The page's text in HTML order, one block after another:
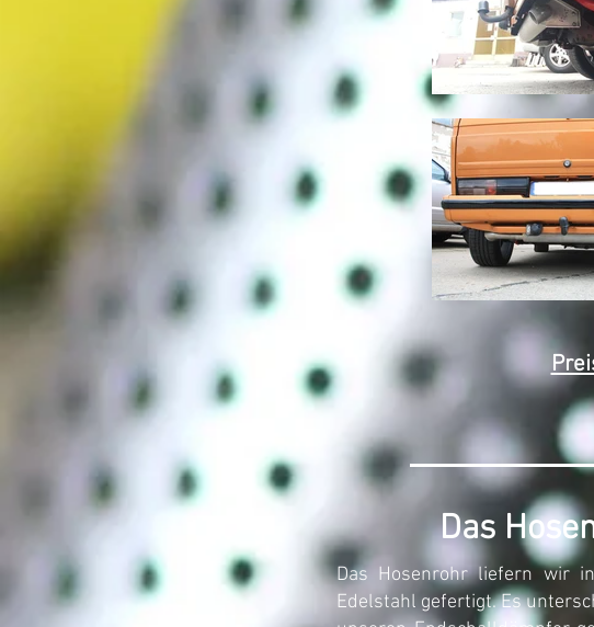
Das
Das Hosenrohr liefern wir
Edelstahl gefertigt. Es